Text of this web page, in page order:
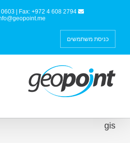
| Fax: +972 4 608 2794
כניסת משתמשים
gis